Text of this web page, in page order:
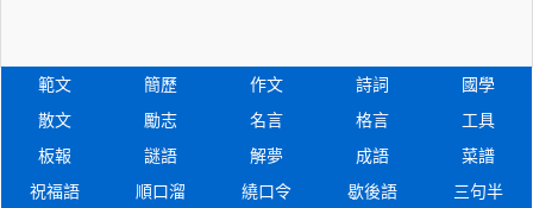
範文 簡歷 作文 詩詞
國學
散文
勵志 名言 格言
工具
板報
謎語 解夢 成語
菜譜
祝福語
順口溜 繞口令 歇後語 三句半